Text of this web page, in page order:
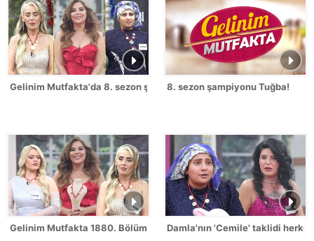
Gelinim Mutfakta'da 8. sezon şampiyonu kim oldu?
8. sezon şampiyonu Tuğba!
Gelinim Mutfakta 1880. Bölümde gün birincisi kim oldu?
Damla'nın 'Cemile' taklidi